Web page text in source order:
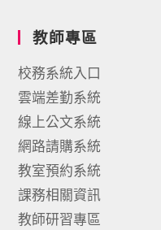
教師專區
校務系統入口
雲端差勤系統
線上公文系統
網路請購系統
教室預約系統
課務相關資訊
教師研習專區